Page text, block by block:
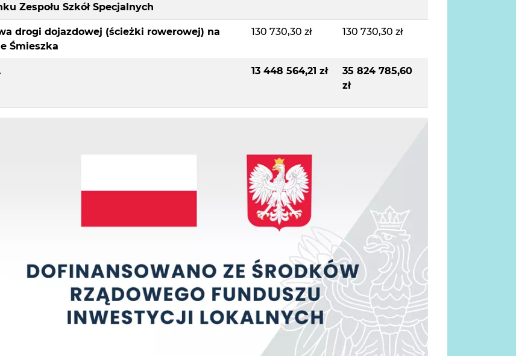
Zespołu Szkół Specjalnych
drogi dojazdowej (ścieżki rowerowej) na
Śmieszka
130 730,30 zł 130 730,30 zł
13 448 564,21 zł
35 824 785,60
zł